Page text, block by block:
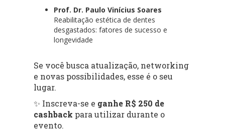
Prof. Dr. Paulo Vinícius Soares
Reabilitação estética de dentes
desgastados: fatores de sucesso e
longevidade
Se você busca atualização, networking
e novas possibilidades, esse é o seu
lugar.
✨ Inscreva-se e ganhe R$ 250 de
cashback para utilizar durante o
evento.